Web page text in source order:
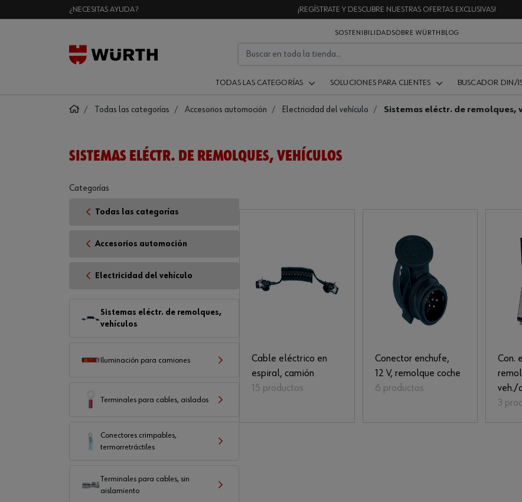
¿NECESITAS AYUDA? ¡REGÍSTRATE Y DESCUBRE NUESTRAS OFERTAS EXCLUSIVAS!
SOSTENIBILIDADSOBRE WÜRTH BLOG
TODAS LAS CATEGORÍAS SOLUCIONES PARA CLIENTES BUSCADOR DIN/
Todas las categorías Accesorios automoción Electricidad del vehículo Sistemas eléctr. de remolques,
SISTEMAS ELÉCTR. DE REMOLQUES, VEHÍCULOS
Categorías
Todas las categorías
Accesorios automoción
Electricidad del vehículo
Sistemas eléctr. de remolques,
vehículos
Iluminación para camiones
Terminales para cables, aislados
Conectores crimpables,
termorretráctiles
Terminales para cables, sin
aislamiento
Cable eléctrico en
espiral, camión
15 productos
Conector enchufe,
12 V, remolque coche
6 productos
Con.
veh./
3